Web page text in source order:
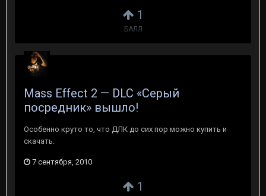
1
БАЛЛ
1
Mass Effect 2 — DLC «Серый
посредник» вышло!
Особенно круто то, что ДЛК до сих пор можно купить и
скачать.
7 сентября, 2010